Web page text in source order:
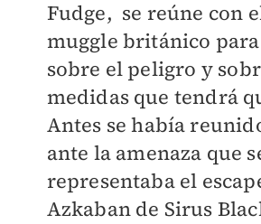
Fudge, se reúne con
muggle británico
sobre el peligro y
medidas que tendrá
Antes se había
ante la amenaza que
representaba el
Azkaban de Sirus